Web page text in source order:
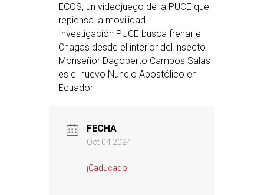
ECOS, un videojuego de la PUCE que
repiensa la movilidad
Investigación PUCE busca frenar el
Chagas desde el interior del insecto
Monseñor Dagoberto Campos Salas
es el nuevo Nuncio Apostólico en
Ecuador
FECHA
Oct 04 2024
¡Caducado!